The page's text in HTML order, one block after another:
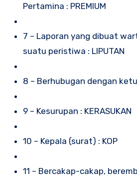
Pertamina : PREMIUM
7 – Laporan yang dibuat
suatu peristiwa : LIPUTAN
8 – Berhubugan dengan
9 – Kesurupan : KERASUKAN
10 – Kepala (surat) : KOP
11 – Bercakap-cakap,